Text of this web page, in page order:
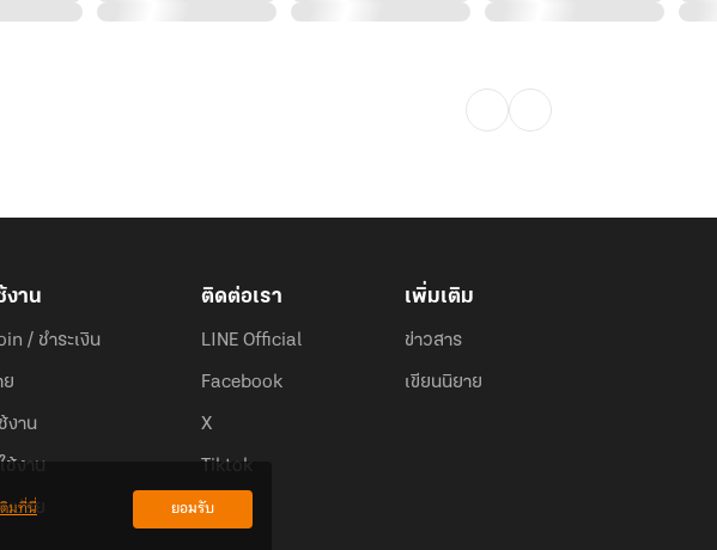
งาน
/ ชำระเงิน
ย
งาน
ช้งาน
บ่อย
ติดต่อเรา
LINE Official
Facebook
X
Tiktok
เพิ่มเติม
ข่าวสาร
เขียนนิยาย
ติมที่นี่ ยอมรับ